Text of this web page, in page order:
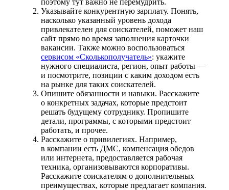
поэтому тут важно не перемудрить.
Указывайте конкурентную зарплату. Понять,
насколько указанный уровень дохода
привлекателен для соискателей, поможет наш
сайт прямо во время заполнения карточки
вакансии. Также можно воспользоваться
сервисом «Сколькополучатель»: укажите
нужного специалиста, регион, опыт работы —
и посмотрите, позиции с каким доходом есть
на рынке для таких соискателей.
Опишите обязанности и навыки. Расскажите
о конкретных задачах, которые предстоит
решать будущему сотруднику. Пропишите
детали, программы, с которыми предстоит
работать, и прочее.
Расскажите о привилегиях. Например,
в компании есть ДМС, компенсация обедов
или интернета, предоставляется рабочая
техника, организовываются корпоративы.
Расскажите соискателям о дополнительных
преимуществах, которые предлагает компания.